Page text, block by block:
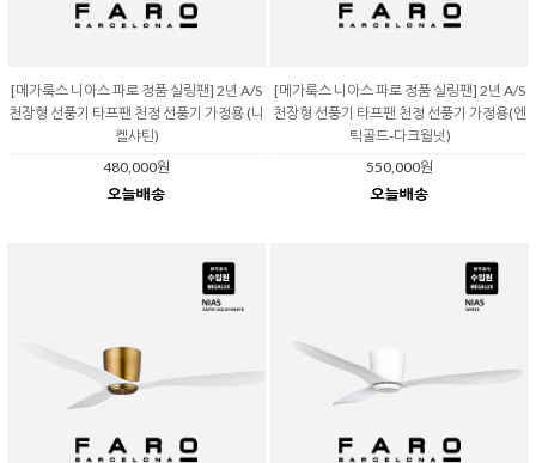
[메가룩스 니아스 파로 정품 실링팬] 2년 A/S
천장형 선풍기 타프팬 천정 선풍기 가정용 (니
켈샤틴)
480,000원
[메가룩스 니아스 파로 정품 실링팬] 2년 A/S
천장형 선풍기 타프팬 천정 선풍기 가정용(엔
틱골드-다크월넛)
550,000원